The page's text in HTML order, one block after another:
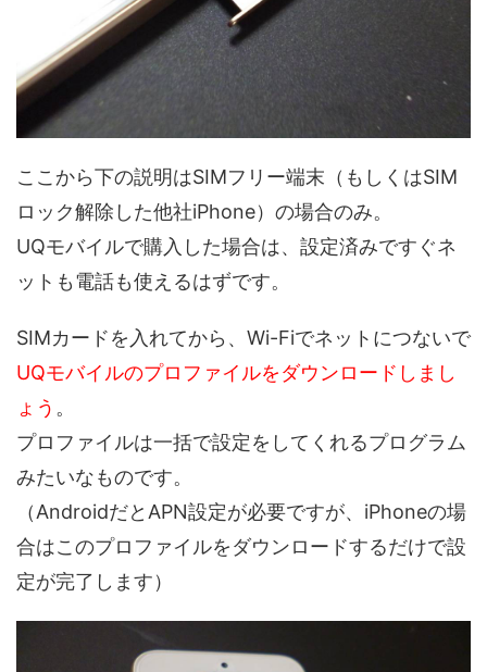
ここから下の説明はSIMフリー端末（もしくはSIM
ロック解除した他社iPhone）の場合のみ。
UQモバイルで購入した場合は、設定済みですぐネ
ットも電話も使えるはずです。
SIMカードを入れてから、Wi-Fiでネットにつないで
UQモバイルのプロファイルをダウンロードしまし
ょう 。
プロファイルは一括で設定をしてくれるプログラム
みたいなものです。
（AndroidだとAPN設定が必要ですが、iPhoneの場
合はこのプロファイルをダウンロードするだけで設
定が完了します）